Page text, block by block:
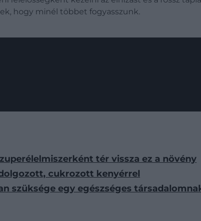
hogy minél többet fogyasszunk.
tér vissza ez a növény
cukrozott kenyérrel
szüksége egy egészséges